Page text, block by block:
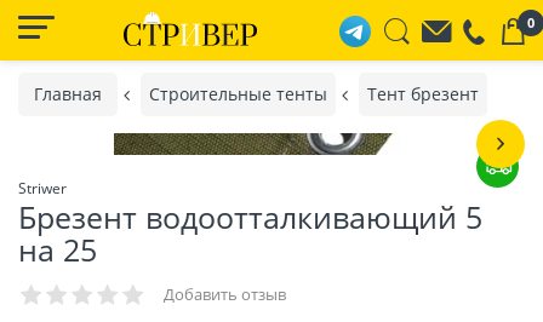
0
Главная Строительные тенты Тент брезент
Striwer
Брезент водоотталкивающий 5
на 25
Добавить отзыв